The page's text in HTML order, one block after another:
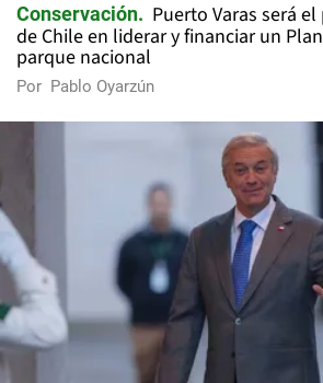
Conservación
Puerto Varas será
de Chile en liderar y financiar un
parque nacional
Por Pablo Oyarzún